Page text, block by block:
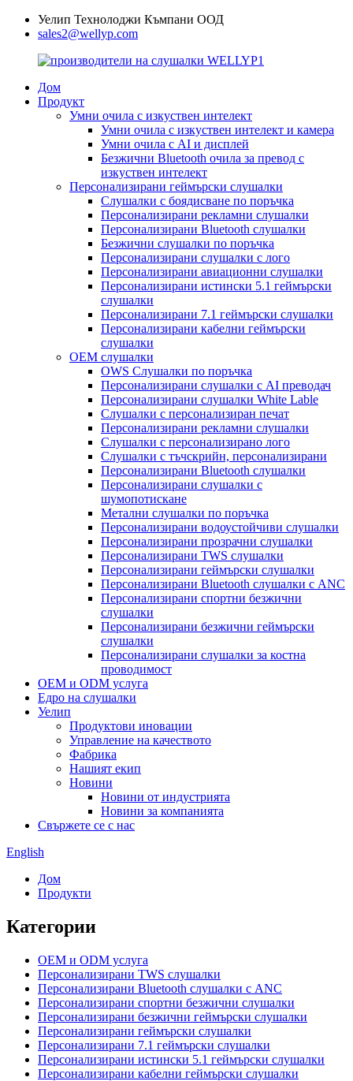
Уелип Технолоджи Къмпани ООД
sales2@wellyp.com
Дом
Продукт
Умни очила с изкуствен интелект
Умни очила с изкуствен интелект и камера
Умни очила с AI и дисплей
Безжични Bluetooth очила за превод с
изкуствен интелект
Персонализирани геймърски слушалки
Слушалки с боядисване по поръчка
Персонализирани рекламни слушалки
Персонализирани Bluetooth слушалки
Безжични слушалки по поръчка
Персонализирани слушалки с лого
Персонализирани авиационни слушалки
Персонализирани истински 5.1 геймърски
слушалки
Персонализирани 7.1 геймърски слушалки
Персонализирани кабелни геймърски
слушалки
OEM слушалки
OWS Слушалки по поръчка
Персонализирани слушалки с AI преводач
Персонализирани слушалки White Lable
Слушалки с персонализиран печат
Персонализирани рекламни слушалки
Слушалки с персонализирано лого
Слушалки с тъчскрийн, персонализирани
Персонализирани Bluetooth слушалки
Персонализирани слушалки с
шумопотискане
Метални слушалки по поръчка
Персонализирани водоустойчиви слушалки
Персонализирани прозрачни слушалки
Персонализирани TWS слушалки
Персонализирани геймърски слушалки
Персонализирани Bluetooth слушалки с ANC
Персонализирани спортни безжични
слушалки
Персонализирани безжични геймърски
слушалки
Персонализирани слушалки за костна
проводимост
OEM и ODM услуга
Едро на слушалки
Уелип
Продуктови иновации
Управление на качеството
Фабрика
Нашият екип
Новини
Новини от индустрията
Новини за компанията
Свържете се с нас
English
Дом
Продукти
Категории
OEM и ODM услуга
Персонализирани TWS слушалки
Персонализирани Bluetooth слушалки с ANC
Персонализирани спортни безжични слушалки
Персонализирани безжични геймърски слушалки
Персонализирани геймърски слушалки
Персонализирани 7.1 геймърски слушалки
Персонализирани истински 5.1 геймърски слушалки
Персонализирани кабелни геймърски слушалки